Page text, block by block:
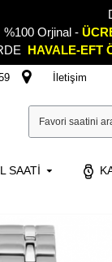
%100 Orjinal -
HAVALE-EFT
İletişim
SAATI